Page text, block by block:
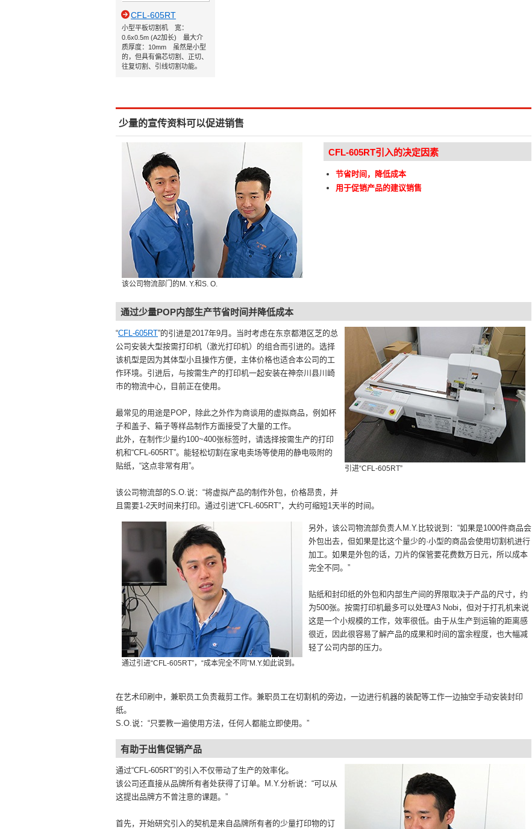
CFL-605RT
小型平板切割机 宽：
0.6x0.5m (A2加长) 最大介
质厚度：10mm 虽然是小型
的，但具有偏芯切割、正切、
往复切割、引线切割功能。
少量的宣传资料可以促进销售
该公司物流部门的M. Y.和S. O.
CFL-605RT引入的决定因素
节省时间，降低成本
用于促销产品的建议销售
通过少量POP内部生产节省时间并降低成本
引进“CFL-605RT”
“CFL-605RT”的引进是2017年9月。当时考虑在东京都港区芝的总
公司安装大型按需打印机（激光打印机）的组合而引进的。选择
该机型是因为其体型小且操作方便，主体价格也适合本公司的工
作环境。引进后，与按需生产的打印机一起安装在神奈川县川崎
市的物流中心，目前正在使用。
最常见的用途是POP，除此之外作为商谈用的虚拟商品，例如杯
子和盖子、箱子等样品制作方面接受了大量的工作。
此外，在制作少量约100~400张标签时，请选择按需生产的打印
机和“CFL-605RT”。能轻松切割在家电卖场等使用的静电吸附的
贴纸，“这点非常有用”。
该公司物流部的S.O.说：“将虚拟产品的制作外包，价格昂贵，并
且需要1-2天时间来打印。通过引进“CFL-605RT”，大约可缩短1天半的时间。
通过引进“CFL-605RT”，“成本完全不同”M.Y.如此说到。
另外，该公司物流部负责人M.Y.比较说到：“如果是1000件商品会
外包出去，但如果是比这个量少的·小型的商品会使用切割机进行
加工。如果是外包的话，刀片的保管要花费数万日元，所以成本
完全不同。”
贴纸和封印纸的外包和内部生产间的界限取决于产品的尺寸，约
为500张。按需打印机最多可以处理A3 Nobi，但对于打孔机来说
这是一个小规模的工作，效率很低。由于从生产到运输的距离感
很近，因此很容易了解产品的成果和时间的富余程度，也大幅减
轻了公司内部的压力。
在艺术印刷中，兼职员工负责裁剪工作。兼职员工在切割机的旁边，一边进行机器的装配等工作一边抽空手动安装封印
纸。
S.O.说：“只要教一遍使用方法，任何人都能立即使用。”
有助于出售促销产品
通过“CFL-605RT”的引入不仅带动了生产的效率化。
该公司还直接从品牌所有者处获得了订单。M.Y.分析说：“可以从
这提出品牌方不曾注意的课题。”
首先，开始研究引入的契机是来自品牌所有者的少量打印物的订